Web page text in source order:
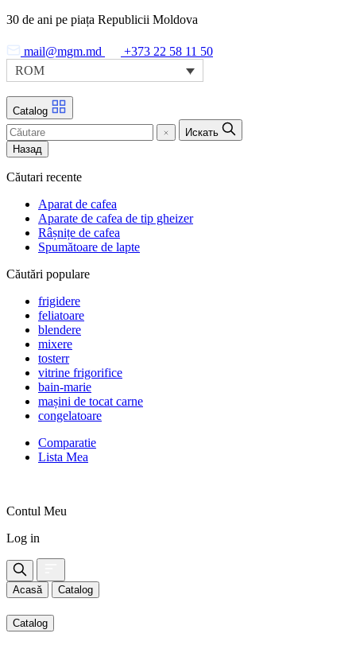
Skip
the
content
30 de ani pe piața Republicii Moldova
mail@mgm.md
+373 22 58 11 50
ROM
Catalog
Искать
Назад
Căutari recente
Aparat de cafea
Aparate de cafea de tip gheizer
Râșnițe de cafea
Spumătoare de lapte
Căutări populare
frigidere
feliatoare
blendere
mixere
tosterr
vitrine frigorifice
bain-marie
mașini de tocat carne
congelatoare
Comparatie
Lista Mea
Contul Meu
Log in
Acasă Catalog
Catalog